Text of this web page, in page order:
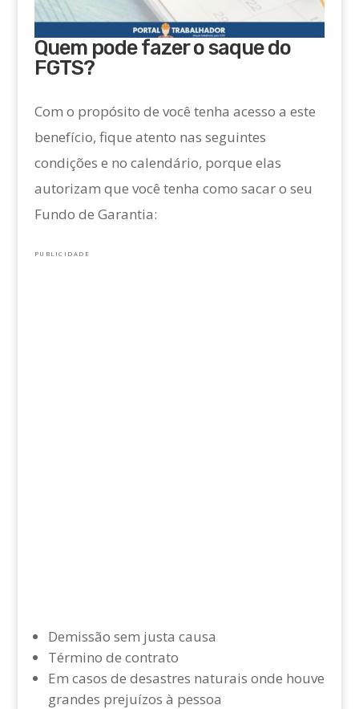
Quem pode fazer o saque do
FGTS?
Com o propósito de você tenha acesso a este
benefício, fique atento nas seguintes
condições e no calendário, porque elas
autorizam que você tenha como sacar o seu
Fundo de Garantia:
PUBLICIDADE
Demissão sem justa causa
Término de contrato
Em casos de desastres naturais onde houve
grandes prejuízos à pessoa